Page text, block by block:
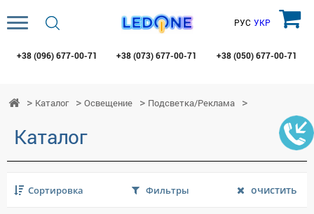
+38 (096) 677-00-71 +38 (073)677-00-71 +38 (050)677-00-71
РУС УКР
Каталог Освещение Подсветка/Реклама
Каталог
Сортировка Фильтры очистить